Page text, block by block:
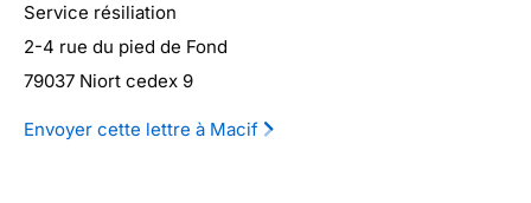
Service résiliation
2-4 rue du pied de Fond
79037 Niort cedex 9
Envoyer cette lettre à Macif